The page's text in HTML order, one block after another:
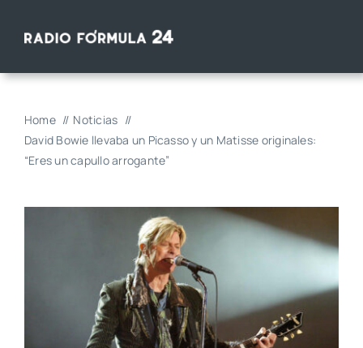
Home
Noticias
David Bowie llevaba un Picasso y un Matisse originales:
“Eres un capullo arrogante”